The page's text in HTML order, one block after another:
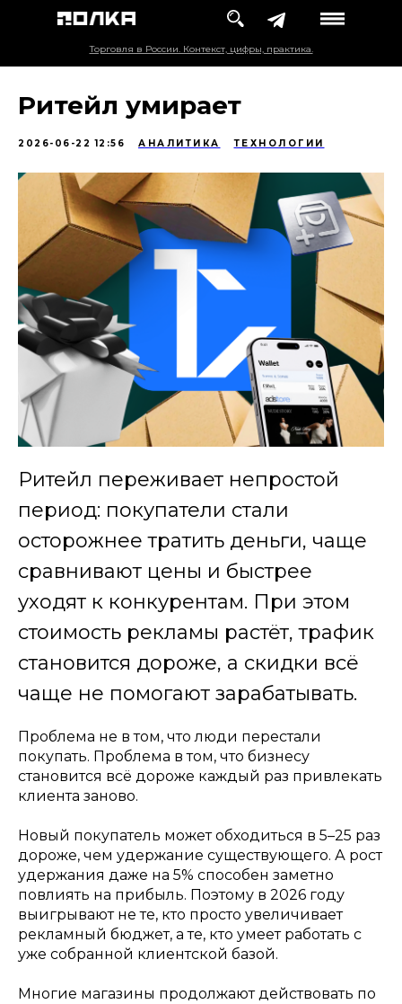
Торговля в России. Контекст, цифры, практика.
Ритейл умирает
2026-06-22 12:56 АНАЛИТИКА ТЕХНОЛОГИИ
Ритейл переживает непростой
период: покупатели стали
осторожнее тратить деньги, чаще
сравнивают цены и быстрее
уходят к конкурентам. При этом
стоимость рекламы растёт, трафик
становится дороже, а скидки всё
чаще не помогают зарабатывать.
Проблема не в том, что люди перестали
покупать. Проблема в том, что бизнесу
становится всё дороже каждый раз привлекать
клиента заново.
Новый покупатель может обходиться в 5–25 раз
дороже, чем удержание существующего. А рост
удержания даже на 5% способен заметно
повлиять на прибыль. Поэтому в 2026 году
выигрывают не те, кто просто увеличивает
рекламный бюджет, а те, кто умеет работать с
уже собранной клиентской базой.
Многие магазины продолжают действовать по